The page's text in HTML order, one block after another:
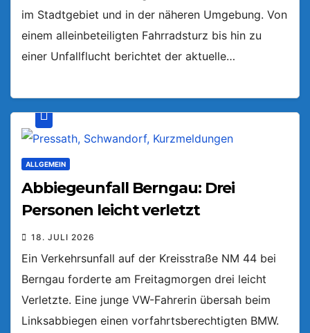
im Stadtgebiet und in der näheren Umgebung. Von
einem alleinbeteiligten Fahrradsturz bis hin zu
einer Unfallflucht berichtet der aktuelle…
ALLGEMEIN
Abbiegeunfall Berngau: Drei
Personen leicht verletzt
18. JULI 2026
Ein Verkehrsunfall auf der Kreisstraße NM 44 bei
Berngau forderte am Freitagmorgen drei leicht
Verletzte. Eine junge VW-Fahrerin übersah beim
Linksabbiegen einen vorfahrtsberechtigten BMW.